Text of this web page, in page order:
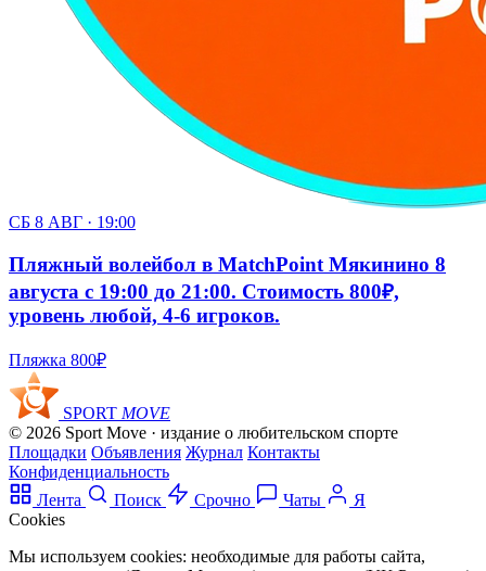
СБ 8 АВГ · 19:00
Пляжный волейбол в MatchPoint Мякинино 8
августа с 19:00 до 21:00. Стоимость 800₽,
уровень любой, 4-6 игроков.
Пляжка 800₽
SPORT MOVE
© 2026 Sport Move · издание о любительском спорте
Площадки Объявления Журнал Контакты
Конфиденциальность
Лента
Поиск Срочно Чаты
Я
Cookies
Мы используем cookies: необходимые для работы сайта,